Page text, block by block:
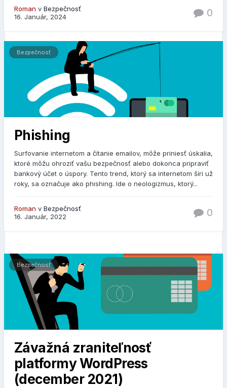
Roman v Bezpečnosť
16. Január, 2024
0
Bezpečnosť
Phishing
Surfovanie internetom a čítanie emailov, môže priniesť úskalia,
ktoré môžu ohroziť vašu bezpečnosť alebo dokonca pripraviť
bankový účet o úspory. Tento trend, ktorý sa internetom šíri už
roky, sa označuje ako phishing. Ide o neologizmus, ktorý...
Roman v Bezpečnosť
16. Január, 2022
0
Bezpečnosť
Závažná zraniteľnosť
platformy WordPress
(december 2021)